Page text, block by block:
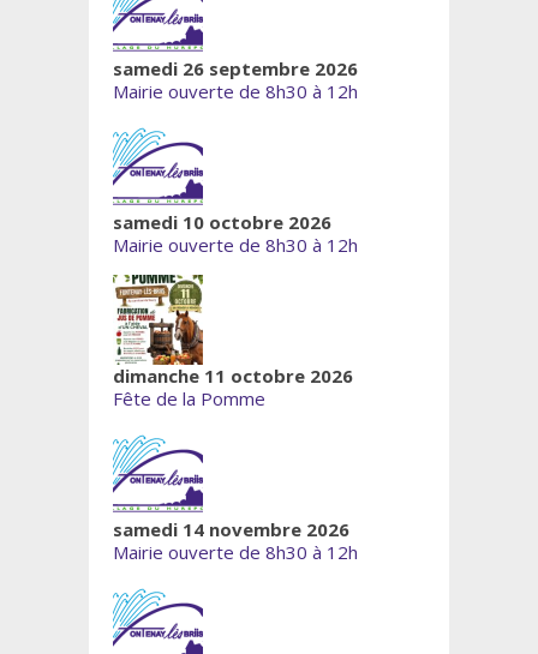
samedi 26 septembre 2026
Mairie ouverte de 8h30 à 12h
samedi 10 octobre 2026
Mairie ouverte de 8h30 à 12h
dimanche 11 octobre 2026
Fête de la Pomme
samedi 14 novembre 2026
Mairie ouverte de 8h30 à 12h